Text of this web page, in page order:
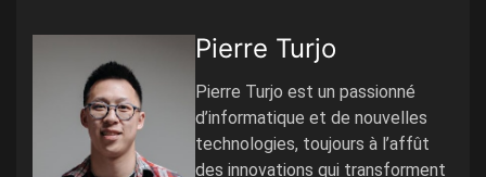
Pierre Turjo
Pierre Turjo est un passionné
d’informatique et de nouvelles
technologies, toujours à l’affût
des innovations qui transforment